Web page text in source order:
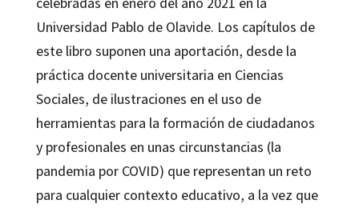
Universidad Pablo de Olavide. Los capítulos de
este libro suponen una aportación, desde la
práctica docente universitaria en Ciencias
Sociales, de ilustraciones en el uso de
herramientas para la formación de ciudadanos
y profesionales en unas circunstancias (la
pandemia por COVID) que representan un reto
para cualquier contexto educativo, a la vez que